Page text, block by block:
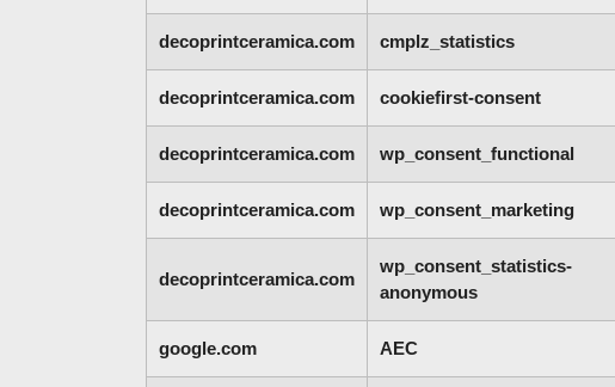
decoprintceramica.com cmplz_statistics
decoprintceramica.com cookiefirst-consent
decoprintceramica.com wp_consent_functional
decoprintceramica.com wp_consent_marketing
decoprintceramica.com
wp_consent_statistics-
anonymous
google.com AEC